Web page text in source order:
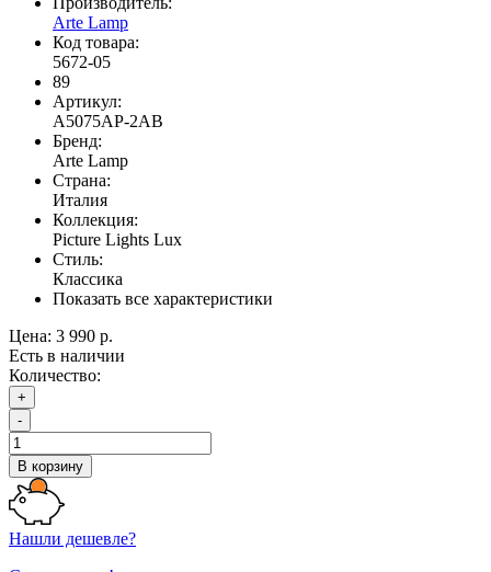
Arte Lamp
Код товара:
5672-05
89
Артикул:
A5075AP-2AB
Бренд:
Arte Lamp
Страна:
Италия
Коллекция:
Picture Lights Lux
Стиль:
Классика
Показать все характеристики
Цена: 3 990 р.
Есть в наличии
Количество:
+
-
В корзину
Нашли дешевле?